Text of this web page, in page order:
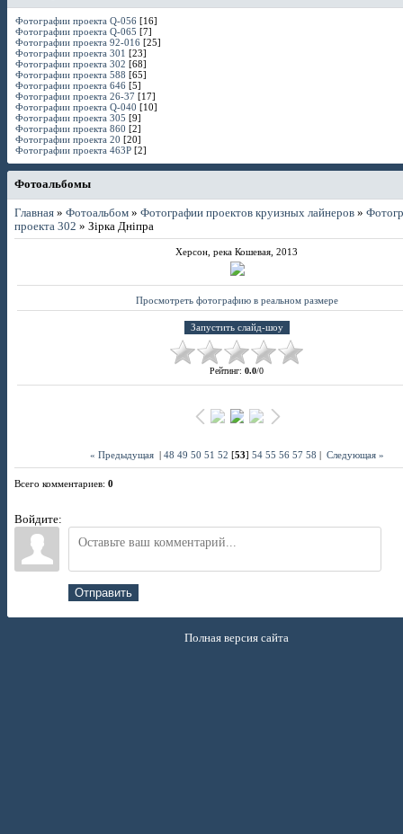
Фотографии проекта Q-056 [16]
Фотографии проекта Q-065 [7]
Фотографии проекта 92-016 [25]
Фотографии проекта 301
[23]
Фотографии проекта 302 [68]
Фотографии проекта 588 [65]
Фотографии проекта 646 [5]
Фотографии проекта 26-37 [17]
Фотографии проекта Q-040 [10]
Фотографии проекта 305 [9]
Фотографии проекта 860 [2]
Фотографии проекта 20 [20]
Фотографии проекта 463P [2]
Фотоальбомы
Главная » Фотоальбом » Фотографии проектов круизных лайнеров »
проекта 302 » Зiрка Днiпра
Херсон, река Кошевая, 2013
Просмотреть фотографию в реальном размере
Рейтинг: 0.0/0
« Предыдущая 48 49 50 51 52 [53] 54 55 56 57 58 Следующая »
Всего комментариев: 0
Войдите:
Отправить
Полная версия сайта